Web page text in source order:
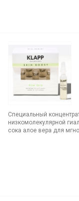
Специальный
низкомолекулярной
сока алое вера для